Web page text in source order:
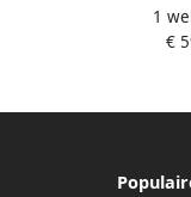
7 l Cromargan
indicator
1
€